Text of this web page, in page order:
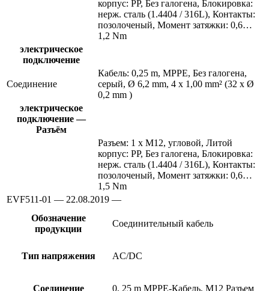
корпус: PP, Без галогена, Блокировка:
нерж. сталь (1.4404 / 316L), Контакты:
позолоченый, Момент затяжки: 0,6…
1,2 Nm
электрическое
подключение
Соединение
Кабель: 0,25 m, MPPE, Без галогена,
серый, Ø 6,2 mm, 4 x 1,00 mm² (32 x Ø
0,2 mm )
электрическое
подключение —
Разъём
Разъем: 1 x M12, угловой, Литой
корпус: PP, Без галогена, Блокировка:
нерж. сталь (1.4404 / 316L), Контакты:
позолоченый, Момент затяжки: 0,6…
1,5 Nm
EVF511-01 — 22.08.2019 —
Обозначение
продукции
Соединительный кабель
Тип напряжения AC/DC
Соединение 0, 25 m MPPE-Кабель, M12 Разъем